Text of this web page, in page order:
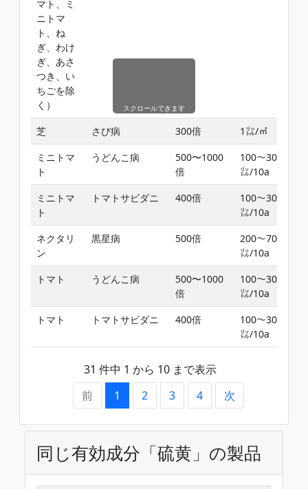
マト、ミ
ニトマ
ト、ね
ぎ、わけ
ぎ、あさ
つき、い
ちごを除
く）
芝
さび病 300倍 1㍑/㎡
ミニトマ
ト
うどんこ病
500〜1000
倍
100〜300
㍑/10a
ミニトマ
ト
トマトサビダニ 400倍
100〜300
㍑/10a
ネクタリ
ン
黒星病 500倍
200〜700
㍑/10a
トマト
うどんこ病
500〜1000
倍
100〜300
㍑/10a
トマト
トマトサビダニ 400倍
100〜300
㍑/10a
31 件中 1 から 10 まで表示
前
1 2 3 4 次
スクロールできます
同じ有効成分「硫黄」の製品